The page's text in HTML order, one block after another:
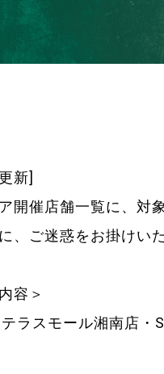
新]
開催店舗一覧に、対
、ご迷惑をお掛けい
容＞
ラスモール湘南店・